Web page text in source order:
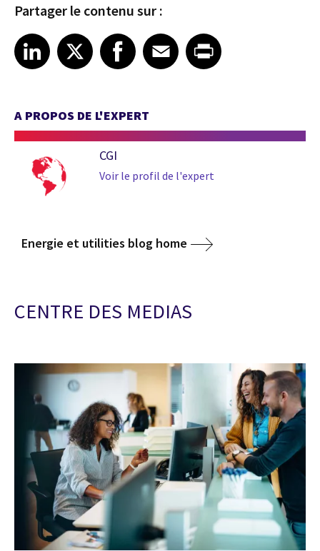
Partager le contenu sur :
Share article on LinkedIn
LinkedIn
Share article on XShare article on Facebook
Facebook
Share article on Email
EmailShare article on Print
A PROPOS DE L'EXPERT
CGI
Voir le profil de l'expert
Energie et utilities blog home
CENTRE DES MEDIAS